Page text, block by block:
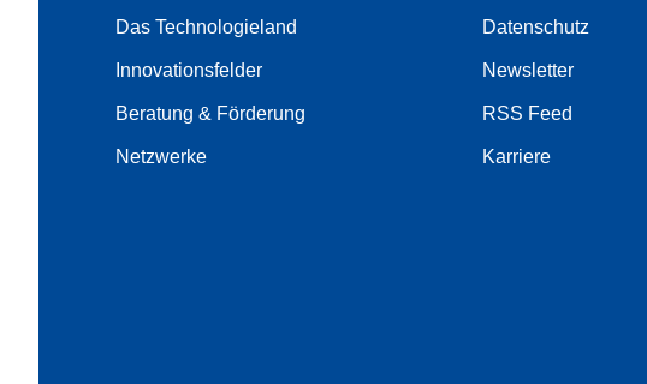
Das Technologieland
Innovationsfelder
Beratung & Förderung
Netzwerke
Datenschutz
Newsletter
RSS Feed
Karriere